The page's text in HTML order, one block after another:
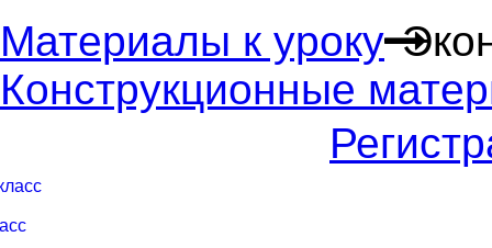
Материалы к уроку
Конструкционные